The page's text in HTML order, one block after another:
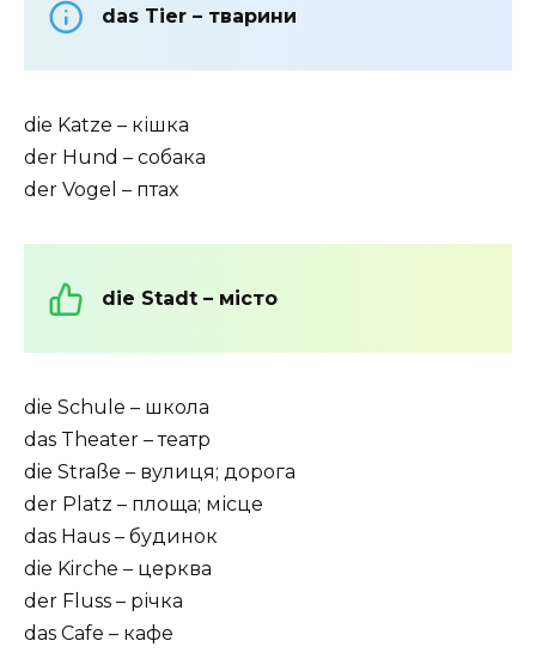
das Tier – тварини
die Katze – кішка
der Hund – собака
der Vogel – птах
die Stadt – місто
die Schule – школа
das Theater – театр
die Straße – вулиця; дорога
der Platz – площа; місце
das Haus – будинок
die Kirche – церква
der Fluss – річка
das Cafe – кафе